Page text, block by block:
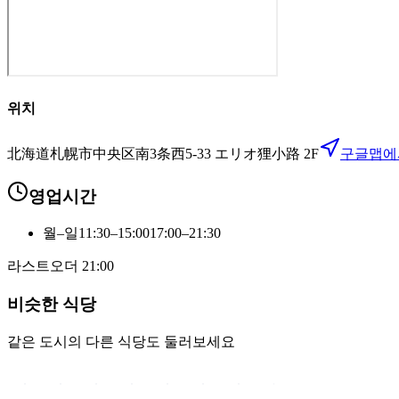
위치
北海道札幌市中央区南3条西5-33 エリオ狸小路 2F 구글맵에
영업시간
월–일11:30–15:0017:00–21:30
라스트오더 21:00
비슷한 식당
같은 도시의 다른 식당도 둘러보세요